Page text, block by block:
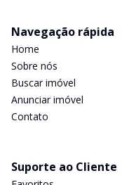
Navegação rápida
Home
Sobre nós
Buscar imóvel
Anunciar imóvel
Contato
Suporte ao Cliente